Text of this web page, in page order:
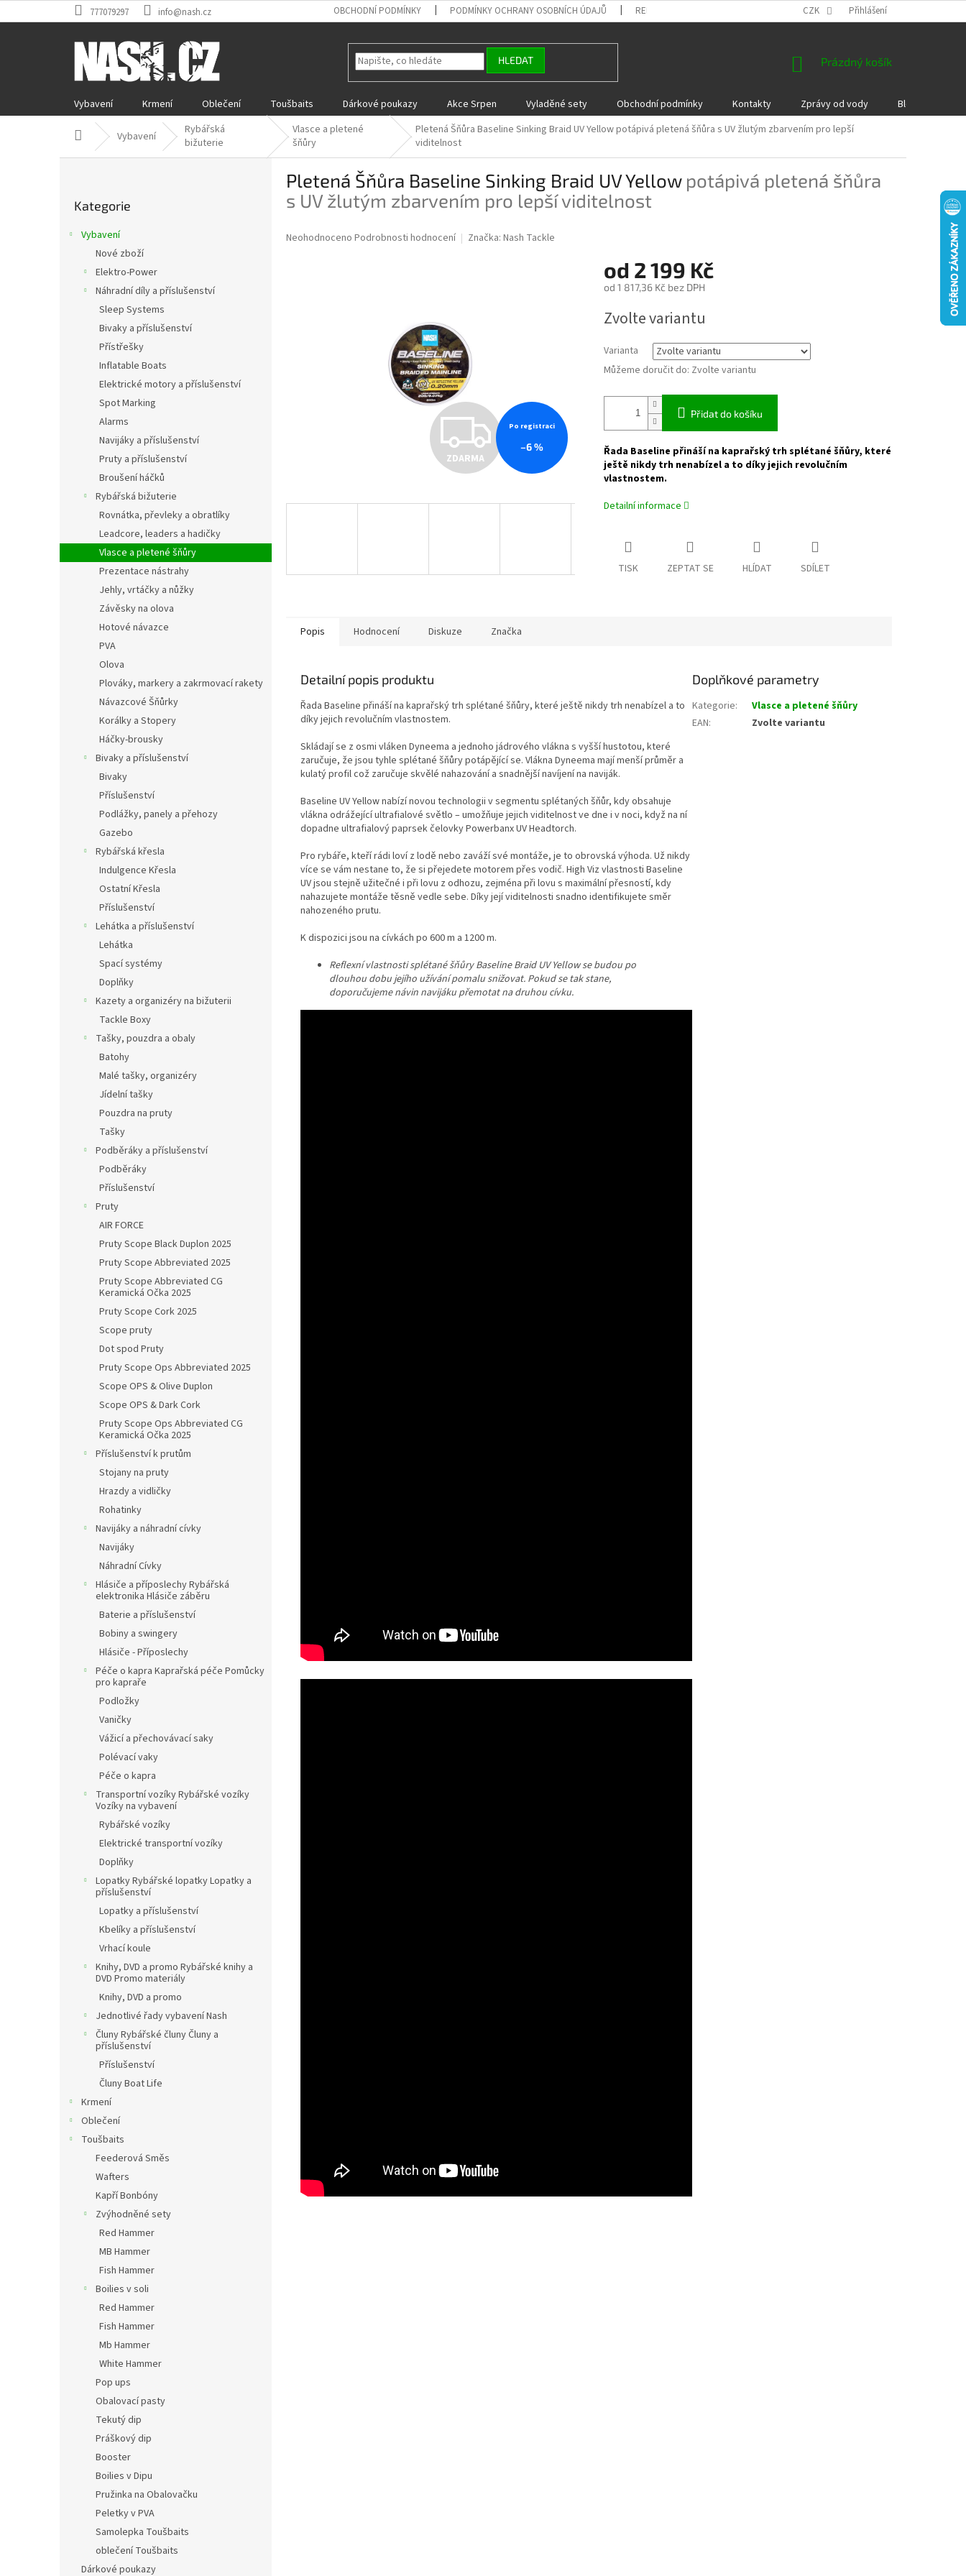
na
777079297 info@nash.cz OBCHODNÍ PODMÍNKY PODMÍNKY OCHRANY OSOBNÍCH ÚDAJŮ REKLAMACE A VRÁCENÍ ZBOŽÍ DÁRKOVÉ POUKAZY
CZK Přihlášení
HLEDAT
NÁKUPNÍ
Prázdný košík
Vybavení Krmení Oblečení Toušbaits Dárkové poukazy Akce Srpen Vyladěné sety Obchodní podmínky Kontakty Zprávy od vody Blog
Domů Vybavení
Rybářská
bižuterie
Vlasce a pletené
šňůry
Pletená Šňůra Baseline Sinking Braid UV Yellowpotápivá pletená šňůra s UV žlutým zbarvením pro lepší
viditelnost
kategorie
Kategorie
Vybavení
Nové zboží
Elektro-Power
Náhradní díly a příslušenství
Sleep Systems
Bivaky a příslušenství
Přístřešky
Inflatable Boats
Elektrické motory a příslušenství
Spot Marking
Alarms
Navijáky a příslušenství
Pruty a příslušenství
Broušení háčků
Rybářská bižuterie
Rovnátka, převleky a obratlíky
Leadcore, leaders a hadičky
Vlasce a pletené šňůry
Prezentace nástrahy
Jehly, vrtáčky a nůžky
Závěsky na olova
Hotové návazce
PVA
Olova
Plováky, markery a zakrmovací rakety
Návazcové Šňůrky
Korálky a Stopery
Háčky-brousky
Bivaky a příslušenství
Bivaky
Příslušenství
Podlážky, panely a přehozy
Gazebo
Rybářská křesla
Indulgence Křesla
Ostatní Křesla
Příslušenství
Lehátka a příslušenství
Lehátka
Spací systémy
Doplňky
Kazety a organizéry na bižuterii
Tackle Boxy
Tašky, pouzdra a obaly
Batohy
Malé tašky, organizéry
Jídelní tašky
Pouzdra na pruty
Tašky
Podběráky a příslušenství
Podběráky
Příslušenství
Pruty
AIR FORCE
Pruty Scope Black Duplon 2025
Pruty Scope Abbreviated 2025
Pruty Scope Abbreviated CG
Keramická Očka 2025
Pruty Scope Cork 2025
Scope pruty
Dot spod Pruty
Pruty Scope Ops Abbreviated 2025
Scope OPS & Olive Duplon
Scope OPS & Dark Cork
Pruty Scope Ops Abbreviated CG
Keramická Očka 2025
Příslušenství k prutům
Stojany na pruty
Hrazdy a vidličky
Rohatinky
Navijáky a náhradní cívky
Navijáky
Náhradní Cívky
Hlásiče a příposlechy Rybářská
elektronika Hlásiče záběru
Baterie a příslušenství
Bobiny a swingery
Hlásiče - Příposlechy
Péče o kapra Kaprařská péče Pomůcky
pro kapraře
Podložky
Vaničky
Vážicí a přechovávací saky
Polévací vaky
Péče o kapra
Transportní vozíky Rybářské vozíky
Vozíky na vybavení
Rybářské vozíky
Elektrické transportní vozíky
Doplňky
Lopatky Rybářské lopatky Lopatky a
příslušenství
Lopatky a příslušenství
Kbelíky a příslušenství
Vrhací koule
Knihy, DVD a promo Rybářské knihy a
DVD Promo materiály
Knihy, DVD a promo
Jednotlivé řady vybavení Nash
Čluny Rybářské čluny Čluny a
příslušenství
Příslušenství
Čluny Boat Life
Krmení
Oblečení
Toušbaits
Feederová Směs
Wafters
Kapří Bonbóny
Zvýhodněné sety
Red Hammer
MB Hammer
Fish Hammer
Boilies v soli
Red Hammer
Fish Hammer
Mb Hammer
White Hammer
Pop ups
Obalovací pasty
Tekutý dip
Práškový dip
Booster
Boilies v Dipu
Pružinka na Obalovačku
Peletky v PVA
Samolepka Toušbaits
oblečení Toušbaits
Dárkové poukazy
Pletená Šňůra Baseline Sinking Braid UV Yellow potápivá pletená šňůra
s UV žlutým zbarvením pro lepší viditelnost
Průměrné
Neohodnoceno Podrobnosti hodnocení Značka: Nash Tackle
Z
D
R
M
ZDARMA
Po registraci
–6 %
od 2 199 Kč
od 1 817,36 Kčbez DPH
cena:
Zvolte variantu
Varianta
Můžeme doručit do: Zvolte variantu
Přidat do košíku
Řada Baseline přináší na kaprařský trh splétané šňůry, které
ještě nikdy trh nenabízel a to díky jejich revolučním
vlastnostem.
Detailní informace
TISK ZEPTAT SE HLÍDAT SDÍLET
Popis Hodnocení Diskuze Značka
Detailní popis produktu
Řada Baseline přináší na kaprařský trh splétané šňůry, které ještě nikdy trh nenabízel a to
díky jejich revolučním vlastnostem.
Skládají se z osmi vláken Dyneema a jednoho jádrového vlákna s vyšší hustotou, které
zaručuje, že jsou tyhle splétané šňůry potápějící se. Vlákna Dyneema mají menší průměr a
kulatý profil což zaručuje skvělé nahazování a snadnější navíjení na naviják.
Baseline UV Yellow nabízí novou technologii v segmentu splétaných šňůr, kdy obsahuje
vlákna odrážející ultrafialové světlo – umožňuje jejich viditelnost ve dne i v noci, když na ní
dopadne ultrafialový paprsek čelovky Powerbanx UV Headtorch.
Pro rybáře, kteří rádi loví z lodě nebo zaváží své montáže, je to obrovská výhoda. Už nikdy
více se vám nestane to, že si přejedete motorem přes vodič. High Viz vlastnosti Baseline
UV jsou stejně užitečné i při lovu z odhozu, zejména při lovu s maximální přesností, kdy
nahazujete montáže těsně vedle sebe. Díky její viditelnosti snadno identifikujete směr
nahozeného prutu.
K dispozici jsou na cívkách po 600 m a 1200 m.
Reflexní vlastnosti splétané šňůry Baseline Braid UV Yellow se budou po
dlouhou dobujejího užívánípomalu snižovat. Pokud se tak stane,
doporučujeme návin navijákupřemotat na druhou cívku.
Doplňkové parametry
Kategorie:
Vlasce a pletené šňůry
EAN: Zvolte variantu